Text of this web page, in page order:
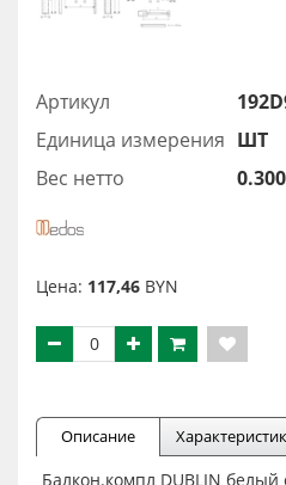
Артикул
Единица измерения ШТ
Вес нетто
Цена: 117,46 BYN
Описание
Балкон.компл DUBLIN белый